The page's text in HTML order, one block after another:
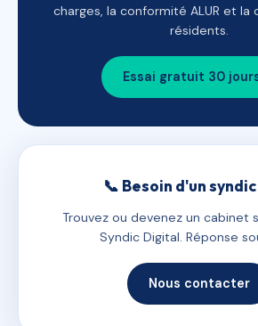
charges, la conformité ALUR et la
résidents.
Essai gratuit 30
📞 Besoin d'un
Trouvez ou devenez un cabinet
Syndic Digital. Réponse
Nous contacter